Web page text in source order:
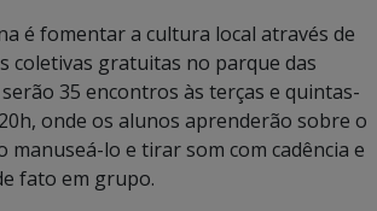
é fomentar a cultura local através de
coletivas gratuitas no parque das
35 encontros às terças e quintas-
onde os alunos aprenderão sobre o
manuseá-lo e tirar som com cadência e
fato em grupo.